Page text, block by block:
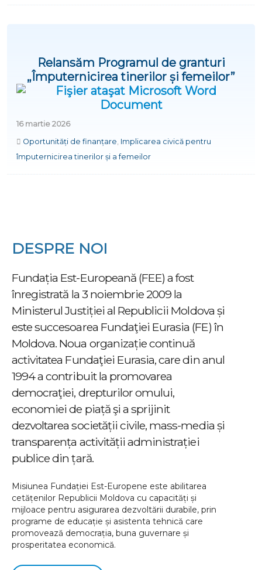
Relansăm Programul de granturi
„Împuternicirea tinerilor și femeilor”
16 martie 2026
Oportunități de finanțare Implicarea civică pentru
împuternicirea tinerilor și a femeilor
DESPRE NOI
Fundația Est-Europeană (FEE) a fost
înregistrată la 3 noiembrie 2009 la
Ministerul Justiției al Republicii Moldova și
este succesoarea Fundaţiei Eurasia (FE) în
Moldova. Noua organizație continuă
activitatea Fundaţiei Eurasia, care din anul
1994 a contribuit la promovarea
democraţiei, drepturilor omului,
economiei de piață şi a sprijinit
dezvoltarea societății civile, mass-media și
transparența activității administrației
publice din țară.
Misiunea Fundației Est-Europene este abilitarea
cetățenilor Republicii Moldova cu capacități și
mijloace pentru asigurarea dezvoltării durabile, prin
programe de educație și asistenta tehnică care
promovează democrația, buna guvernare și
prosperitatea economică.